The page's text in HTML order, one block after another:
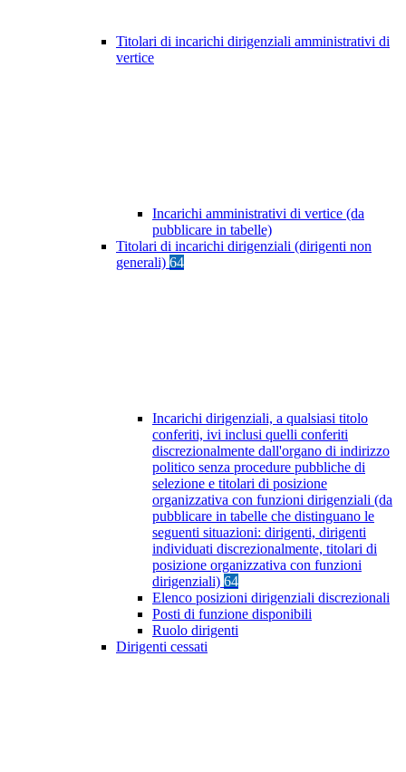
Titolari di incarichi dirigenziali amministrativi di
vertice
Incarichi amministrativi di vertice (da
pubblicare in tabelle)
Titolari di incarichi dirigenziali (dirigenti non
generali) 64
Incarichi dirigenziali, a qualsiasi titolo
conferiti, ivi inclusi quelli conferiti
discrezionalmente dall'organo di indirizzo
politico senza procedure pubbliche di
selezione e titolari di posizione
organizzativa con funzioni dirigenziali (da
pubblicare in tabelle che distinguano le
seguenti situazioni: dirigenti, dirigenti
individuati discrezionalmente, titolari di
posizione organizzativa con funzioni
dirigenziali) 64
Elenco posizioni dirigenziali discrezionali
Posti di funzione disponibili
Ruolo dirigenti
Dirigenti cessati